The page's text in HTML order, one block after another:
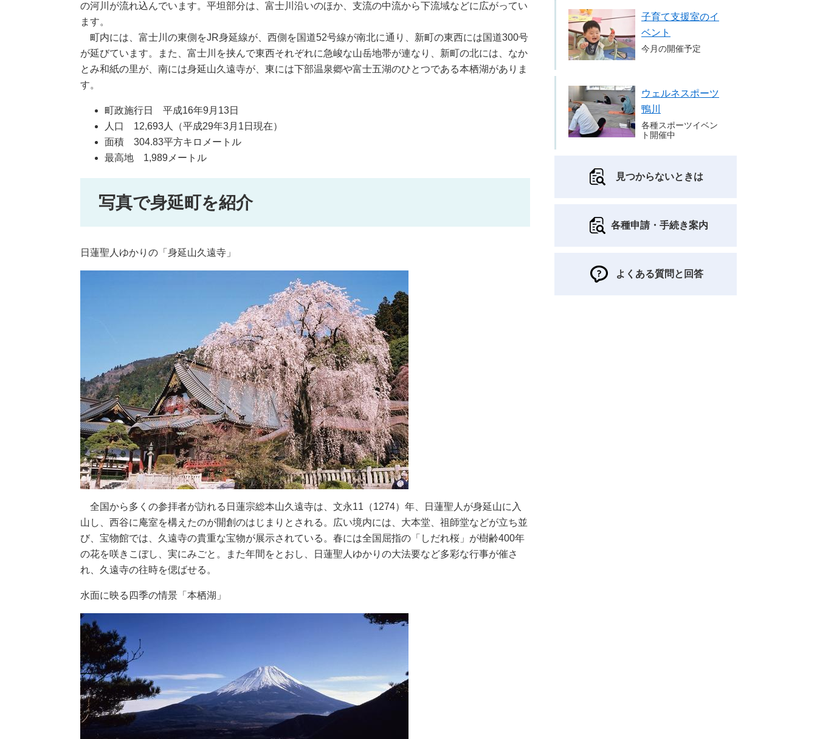
の河川が流れ込んでいます。平坦部分は、富士川沿いのほか、支流の中流から下流域などに広がってい
ます。
町内には、富士川の東側をJR身延線が、西側を国道52号線が南北に通り、新町の東西には国道300号
が延びています。また、富士川を挟んで東西それぞれに急峻な山岳地帯が連なり、新町の北には、なか
とみ和紙の里が、南には身延山久遠寺が、東には下部温泉郷や富士五湖のひとつである本栖湖がありま
す。
町政施行日 平成16年9月13日
人口 12,693人（平成29年3月1日現在）
面積 304.83平方キロメートル
最高地 1,989メートル
写真で身延町を紹介
日蓮聖人ゆかりの「身延山久遠寺」
全国から多くの参拝者が訪れる日蓮宗総本山久遠寺は、文永11（1274）年、日蓮聖人が身延山に入
山し、西谷に庵室を構えたのが開創のはじまりとされる。広い境内には、大本堂、祖師堂などが立ち並
び、宝物館では、久遠寺の貴重な宝物が展示されている。春には全国屈指の「しだれ桜」が樹齢400年
の花を咲きこぼし、実にみごと。また年間をとおし、日蓮聖人ゆかりの大法要など多彩な行事が催さ
れ、久遠寺の往時を偲ばせる。
水面に映る四季の情景「本栖湖」
子育て支援室のイ
ベント
今月の開催予定
ウェルネスポーツ
鴨川
各種スポーツイベン
ト開催中
見つからないときは
各種申請・手続き案内
よくある質問と回答